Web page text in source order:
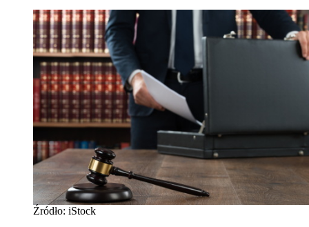
Źródło: iStock